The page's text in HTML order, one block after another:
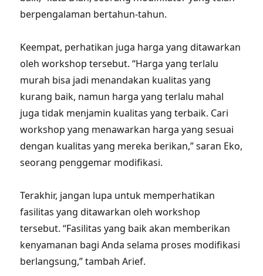
berpengalaman bertahun-tahun.
Keempat, perhatikan juga harga yang ditawarkan
oleh workshop tersebut. “Harga yang terlalu
murah bisa jadi menandakan kualitas yang
kurang baik, namun harga yang terlalu mahal
juga tidak menjamin kualitas yang terbaik. Cari
workshop yang menawarkan harga yang sesuai
dengan kualitas yang mereka berikan,” saran Eko,
seorang penggemar modifikasi.
Terakhir, jangan lupa untuk memperhatikan
fasilitas yang ditawarkan oleh workshop
tersebut. “Fasilitas yang baik akan memberikan
kenyamanan bagi Anda selama proses modifikasi
berlangsung,” tambah Arief.